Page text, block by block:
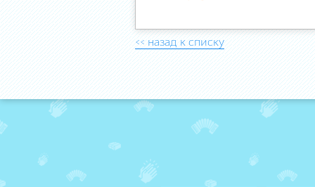
<< назад к списку